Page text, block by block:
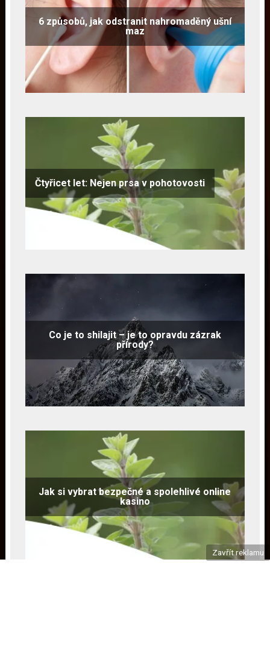
6 způsobů, jak odstranit nahromaděný ušní
maz
Čtyřicet let: Nejen prsa v pohotovosti
Co je to shilajit – je to opravdu zázrak
přírody?
Jak si vybrat bezpečné a spolehlivé online
kasino
Zavřít reklamu